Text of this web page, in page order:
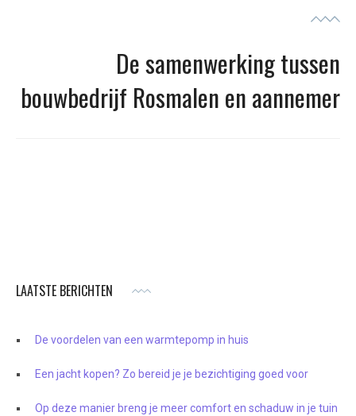
De samenwerking tussen
bouwbedrijf Rosmalen en aannemer
LAATSTE BERICHTEN
De voordelen van een warmtepomp in huis
Een jacht kopen? Zo bereid je je bezichtiging goed voor
Op deze manier breng je meer comfort en schaduw in je tuin